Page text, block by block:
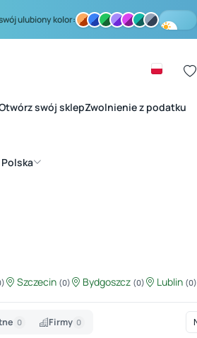
ulubiony kolor:
swój sklepZwolnienie z podatku
Polska
Szczecin (0) Bydgoszcz (0) Lublin (0)
0 Firmy 0